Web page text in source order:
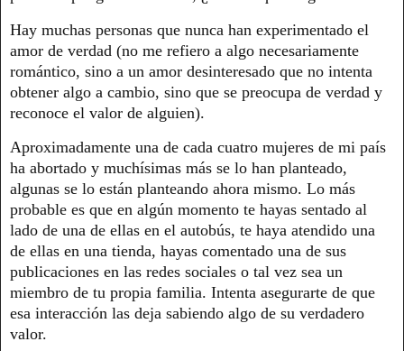
Hay muchas personas que nunca han experimentado el
amor de verdad (no me refiero a algo necesariamente
romántico, sino a un amor desinteresado que no intenta
obtener algo a cambio, sino que se preocupa de verdad y
reconoce el valor de alguien).
Aproximadamente una de cada cuatro mujeres de mi país
ha abortado y muchísimas más se lo han planteado,
algunas se lo están planteando ahora mismo. Lo más
probable es que en algún momento te hayas sentado al
lado de una de ellas en el autobús, te haya atendido una
de ellas en una tienda, hayas comentado una de sus
publicaciones en las redes sociales o tal vez sea un
miembro de tu propia familia. Intenta asegurarte de que
esa interacción las deja sabiendo algo de su verdadero
valor.